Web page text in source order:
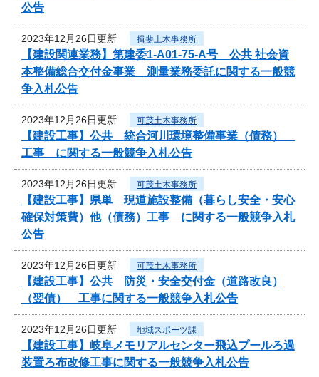
公告
2023年12月26日更新 揖斐土木事務所
【建設関連業務】第建委1-A01-75-A号 公共 社会資
本整備総合交付金事業 測量業務委託に関する一般競
争入札公告
2023年12月26日更新 可茂土木事務所
【建設工事】公共 統合河川環境整備事業（債務）
工事 に関する一般競争入札公告
2023年12月26日更新 可茂土木事務所
【建設工事】県単 現道施設整備（暮らし安全・安心
確保対策費）他（債務）工事 に関する一般競争入札
公告
2023年12月26日更新 可茂土木事務所
【建設工事】公共 防災・安全交付金（道路改良）
（翌債） 工事に関する一般競争入札公告
2023年12月26日更新 地域スポーツ課
【建設工事】岐阜メモリアルセンター飛込プールろ過
装置ろ布改修工事に関する一般競争入札公告